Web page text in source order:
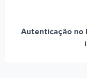
Autenticação no